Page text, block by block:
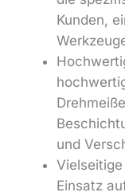
Kunden,
und
Einsatz